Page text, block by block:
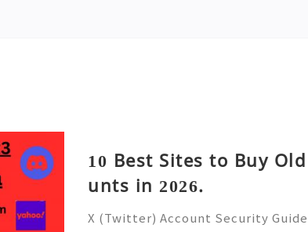
10 Best Sites to Buy
unts in 2026.
X (Twitter) Account Security